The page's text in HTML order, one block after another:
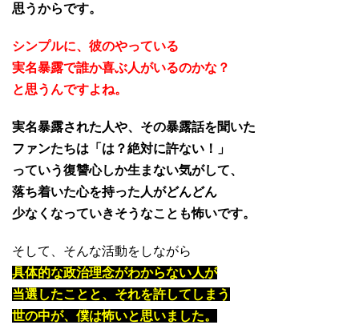
思うからです。
シンプルに、彼のやっている
実名暴露で誰か喜ぶ人がいるのかな？
と思うんですよね。
実名暴露された人や、その暴露話を聞いた
ファンたちは「は？絶対に許ない！」
っていう復讐心しか生まない気がして、
落ち着いた心を持った人がどんどん
少なくなっていきそうなことも怖いです。
そして、そんな活動をしながら
具体的な政治理念がわからない人が
当選したことと、それを許してしまう
世の中が、僕は怖いと思いました。